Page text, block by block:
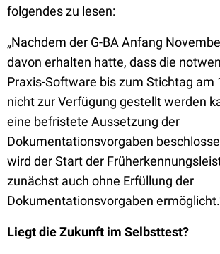
folgendes zu lesen:
„Nachdem der G-BA Anfang
davon erhalten hatte, dass die
Praxis-Software bis zum Stichtag am
nicht zur Verfügung gestellt werden
eine befristete Aussetzung der
Dokumentationsvorgaben
wird der Start der
zunächst auch ohne Erfüllung der
Dokumentationsvorgaben
Liegt die Zukunft im Selbsttest?